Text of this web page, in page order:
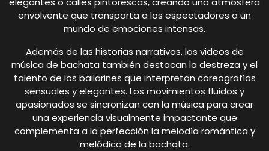
envolvente que transporta a los espectadores a un
mundo de emociones intensas.
Además de las historias narrativas, los videos de
música de bachata también destacan la destreza y el
talento de los bailarines que interpretan coreografías
sensuales y elegantes. Los movimientos fluidos y
apasionados se sincronizan con la música para crear
una experiencia visualmente impactante que
complementa a la perfección la melodía romántica y
melódica de la bachata.